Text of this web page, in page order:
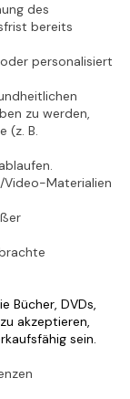
des
bereits
personalisiert
zu werden,
(z. B.
Materialien
Bücher, DVDs,
akzeptieren,
sein.